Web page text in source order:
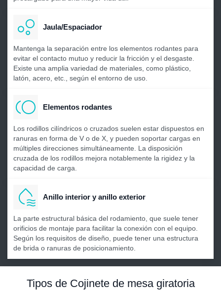
Jaula/Espaciador
Mantenga la separación entre los elementos rodantes para
evitar el contacto mutuo y reducir la fricción y el desgaste.
Existe una amplia variedad de materiales, como plástico,
latón, acero, etc., según el entorno de uso.
Elementos rodantes
Los rodillos cilíndricos o cruzados suelen estar dispuestos en
ranuras en forma de V o de X, y pueden soportar cargas en
múltiples direcciones simultáneamente. La disposición
cruzada de los rodillos mejora notablemente la rigidez y la
capacidad de carga.
Anillo interior y anillo exterior
La parte estructural básica del rodamiento, que suele tener
orificios de montaje para facilitar la conexión con el equipo.
Según los requisitos de diseño, puede tener una estructura
de brida o ranuras de posicionamiento.
Tipos de Cojinete de mesa giratoria